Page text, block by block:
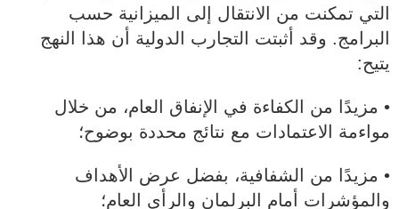
التي تمكنت من الانتقال إلى الميزانية حسب
البرامج. وقد أثبتت التجارب الدولية أن هذا النهج
يتيح:
• مزيدًا من الكفاءة في الإنفاق العام، من خلال
مواءمة الاعتمادات مع نتائج محددة بوضوح؛
• مزيدًا من الشفافية، بفضل عرض الأهداف
والمؤشرات أمام البرلمان والرأي العام؛